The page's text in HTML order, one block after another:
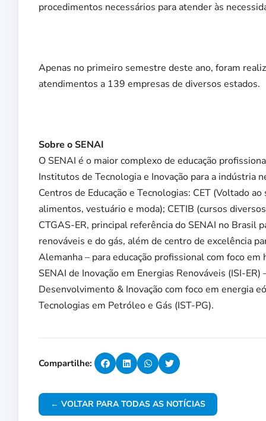
procedimentos necessários para atender às
Apenas no primeiro semestre deste ano, foram
atendimentos a 139 empresas de diversos estados.
Sobre o SENAI
O SENAI é o maior complexo de educação
Institutos de Tecnologia e Inovação para a indústria
Centros de Educação e Tecnologias: CET (Voltado
alimentos, vestuário e moda); CETIB (cursos
CTGAS-ER, principal referência do SENAI no Brasil
renováveis e do gás, além de centro de excelência
Alemanha – para educação profissional com foco
SENAI de Inovação em Energias Renováveis (ISI-
Desenvolvimento & Inovação com foco em energia
Tecnologias em Petróleo e Gás (IST-PG).
Compartilhe:
← VOLTAR PARA TODAS AS NOTÍCIAS